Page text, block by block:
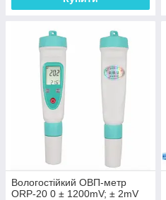
Вологостійкий ОВП-метр
ORP-20 0 ± 1200mV; ± 2mV